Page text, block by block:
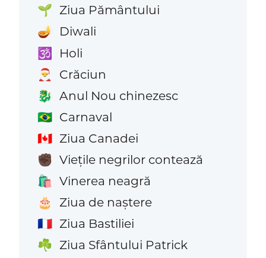
🌱 Ziua Pământului
🪔 Diwali
🕉️ Holi
🎅 Crăciun
🐉 Anul Nou chinezesc
🇧🇷 Carnaval
🇨🇦 Ziua Canadei
✊🏿 Viețile negrilor contează
🛍️ Vinerea neagră
🎂 Ziua de naștere
🇫🇷 Ziua Bastiliei
☘️ Ziua Sfântului Patrick